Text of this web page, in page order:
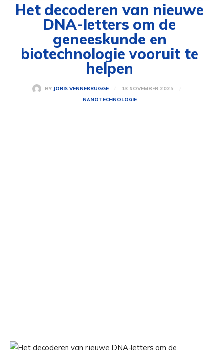
Het decoderen van nieuwe
DNA-letters om de
geneeskunde en
biotechnologie vooruit te
helpen
BY JORIS VENNEBRUGGE
13 NOVEMBER 2025
NANOTECHNOLOGIE